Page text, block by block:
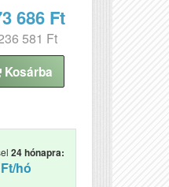
686 Ft
581 Ft
Kosárba
24 hónapra:
hó